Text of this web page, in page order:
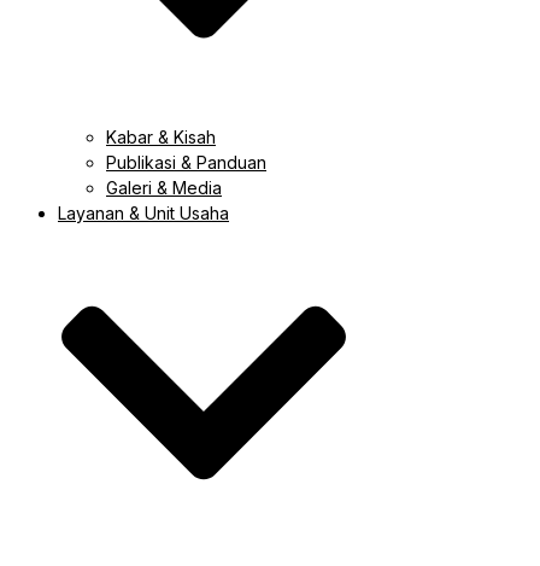
Kabar & Kisah
Publikasi & Panduan
Galeri & Media
Layanan & Unit Usaha